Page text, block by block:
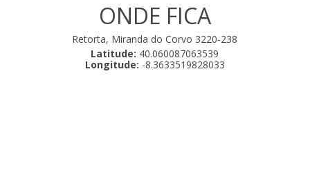
ONDE FICA
Retorta, Miranda do Corvo 3220-238
Latitude: 40.060087063539
Longitude: -8.3633519828033